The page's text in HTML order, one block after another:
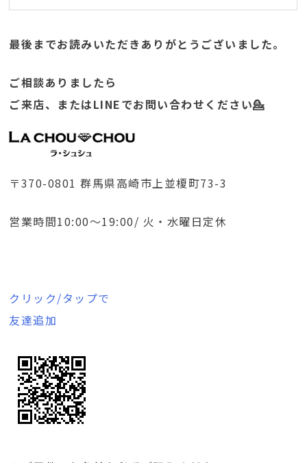
最後までお読みいただきありがとうございました。
ご相談ありましたら
ご来店、またはLINEでお問い合わせください💁
〒370-0801 群馬県高崎市上並榎町73-3
営業時間10:00～19:00/ 火・水曜日定休
クリック/タップで
友達追加